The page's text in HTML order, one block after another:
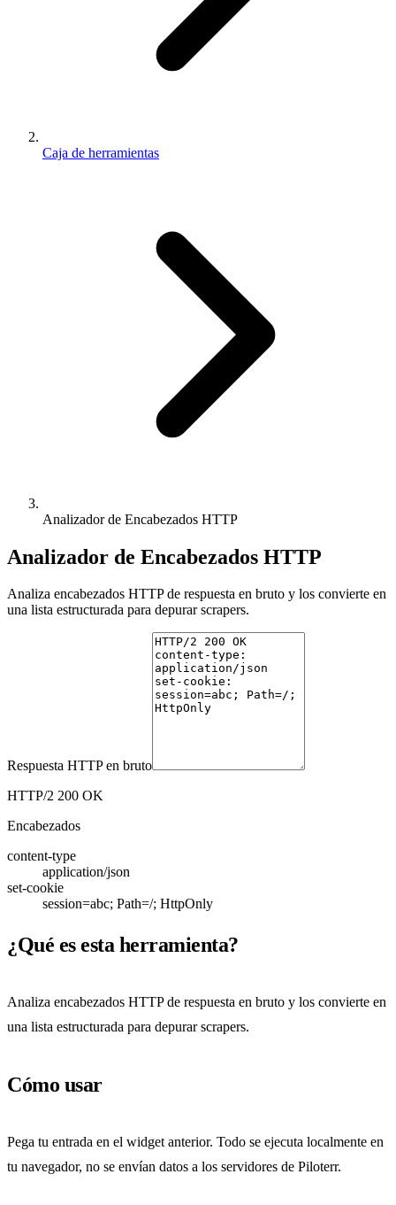
Caja de herramientas
Analizador de Encabezados HTTP
Analizador de Encabezados HTTP
Analiza encabezados HTTP de respuesta en bruto y los convierte en
una lista estructurada para depurar scrapers.
Respuesta HTTP en bruto
HTTP/2 200 OK
Encabezados
content-type
application/json
set-cookie
session=abc; Path=/; HttpOnly
¿Qué es esta herramienta?
Analiza encabezados HTTP de respuesta en bruto y los convierte en
una lista estructurada para depurar scrapers.
Cómo usar
Pega tu entrada en el widget anterior. Todo se ejecuta localmente en
tu navegador, no se envían datos a los servidores de Piloterr.